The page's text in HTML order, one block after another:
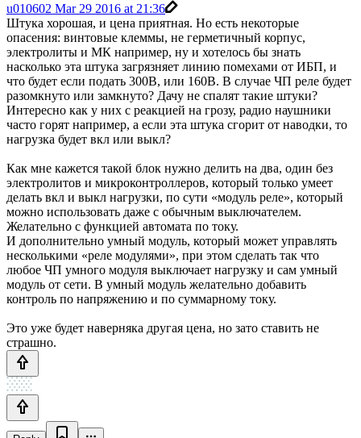
u010602 Mar 29 2016 at 21:36
Штука хорошая, и цена приятная. Но есть некоторые
опасения: винтовые клеммы, не герметичный корпус,
электролиты и МК например, ну и хотелось бы знать
насколько эта штука загрязняет линию помехами от ИБП, и
что будет если подать 300В, или 160В. В случае ЧП реле будет
разомкнуто или замкнуто? Дачу не спалят такие штуки?
Интересно как у них с реакцией на грозу, радио наушники
часто горят например, а если эта штука сгорит от наводки, то
нагрузка будет вкл или выкл?
Как мне кажется такой блок нужно делить на два, один без
электролитов и микроконтроллеров, который только умеет
делать вкл и выкл нагрузки, по сути «модуль реле», который
можно использовать даже с обычным выключателем.
Желательно с функцией автомата по току.
И дополнительно умный модуль, который может управлять
несколькими «реле модулями», при этом сделать так что
любое ЧП умного модуля выключает нагрузку и сам умный
модуль от сети. В умный модуль желательно добавить
контроль по напряжению и по суммарному току.
Это уже будет наверняка другая цена, но зато ставить не
страшно.